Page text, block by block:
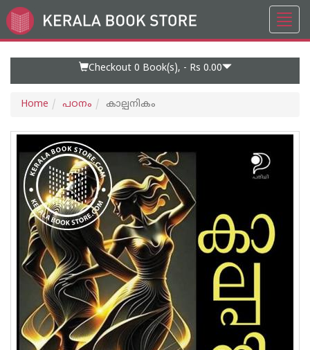
Go
to
Checkout 0 Book(s), - Rs 0.00
Home പഠനം കാല്പനികം